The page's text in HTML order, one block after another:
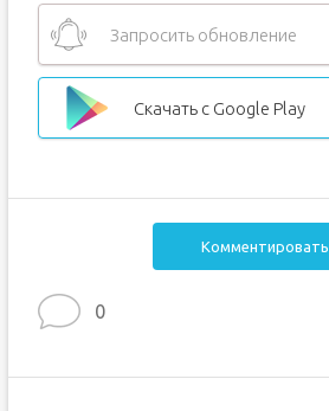
Запросить обновление
Скачать с Google Play
Комментировать
0